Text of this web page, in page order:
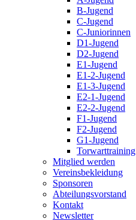
B-Jugend
C-Jugend
C-Juniorinnen
D1-Jugend
D2-Jugend
E1-Jugend
E1-2-Jugend
E1-3-Jugend
E2-1-Jugend
E2-2-Jugend
F1-Jugend
F2-Jugend
G1-Jugend
Torwarttraining
Mitglied werden
Vereinsbekleidung
Sponsoren
Abteilungsvorstand
Kontakt
Newsletter